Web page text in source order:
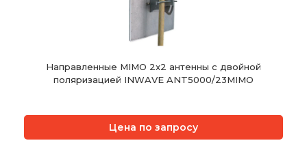
Направленные MIMO 2x2 антенны с двойной
поляризацией INWAVE ANT5000/23MIMO
Цена по запросу